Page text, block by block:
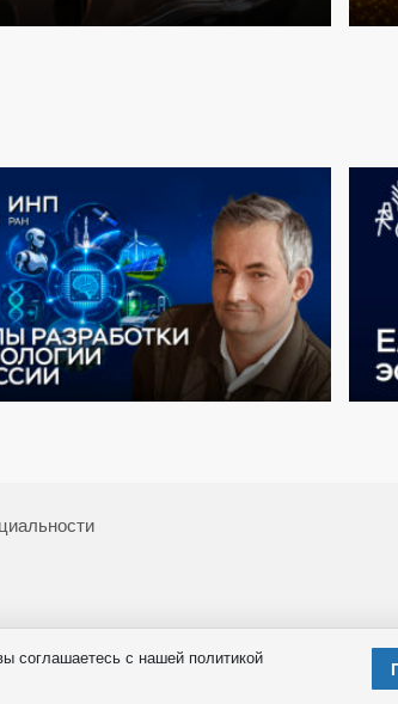
соглашаетесь с нашей политикой